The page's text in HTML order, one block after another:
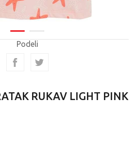
Podeli
RUKAV LIGHT PINK